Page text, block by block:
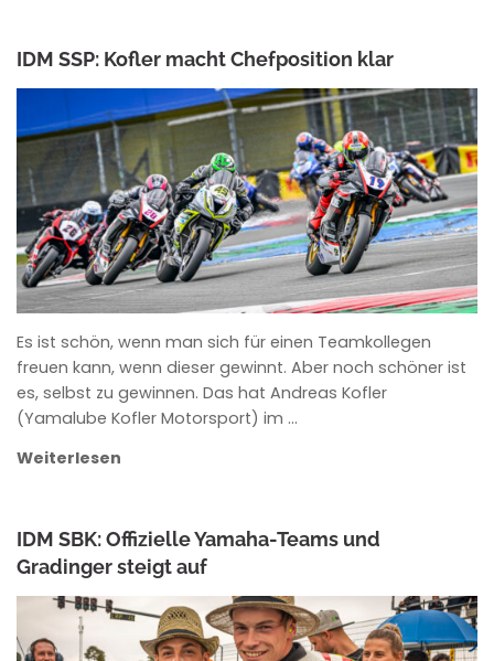
IDM SSP: Kofler macht Chefposition klar
ANKE WIECZOREK
Es ist schön, wenn man sich für einen Teamkollegen
freuen kann, wenn dieser gewinnt. Aber noch schöner ist
es, selbst zu gewinnen. Das hat Andreas Kofler
(Yamalube Kofler Motorsport) im …
Weiterlesen
IDM SBK: Offizielle Yamaha-Teams und
Gradinger steigt auf
ANKE WIECZOREK